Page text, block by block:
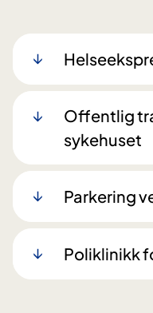
Offentlig
sykehuset
Parkering
Poliklinikk